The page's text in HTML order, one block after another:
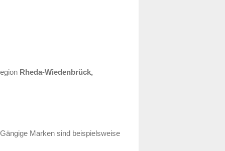
Rheda-Wiedenbrück,
Marken sind beispielsweise